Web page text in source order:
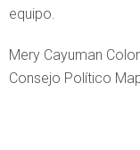
equipo.
Mery Cayuman
Consejo Político